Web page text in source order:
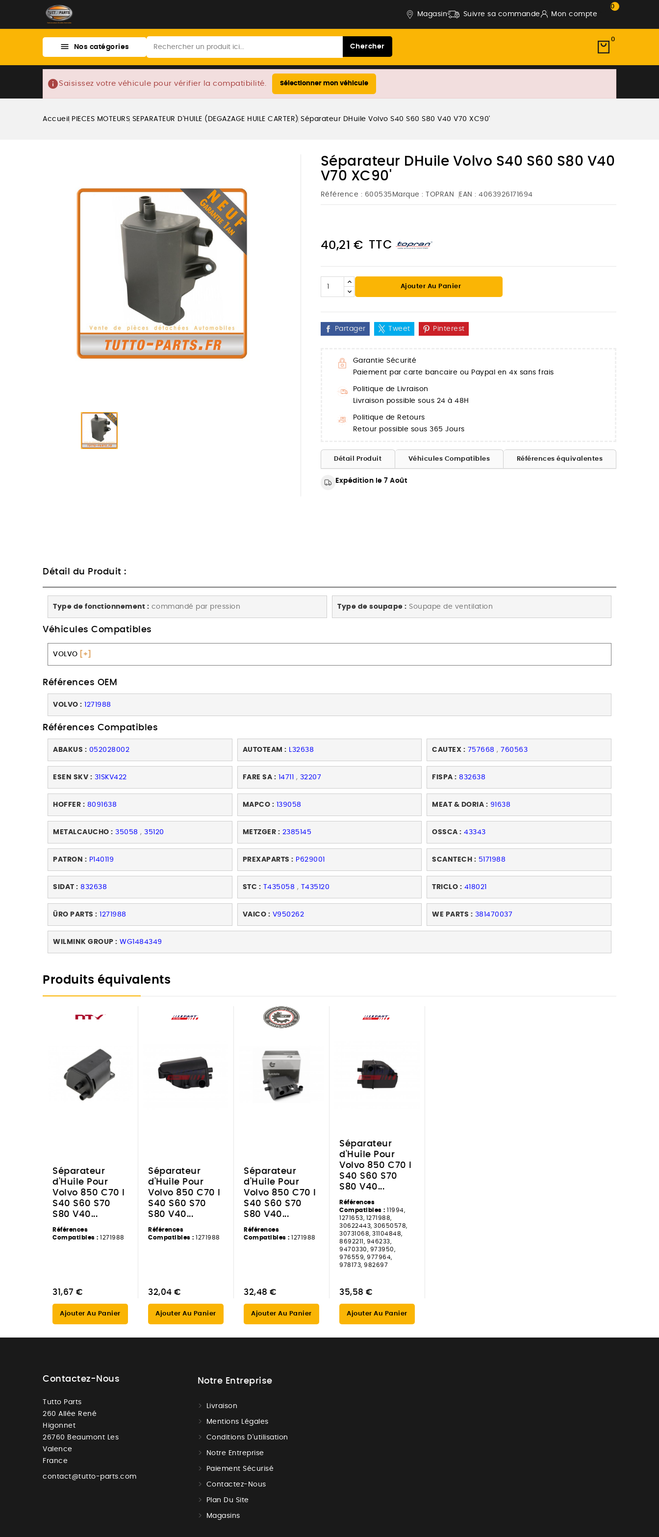
Magasin Suivre sa commande Mon compte
0
 Nos catégories Chercher
0
info Saisissez votre véhicule pour vérifier la compatibilité. Sélectionner mon véhicule
Accueil PIECES MOTEURS SEPARATEUR D'HUILE (DEGAZAGE HUILE CARTER) Séparateur DHuile Volvo S40 S60 S80 V40 V70 XC90'
Séparateur DHuile Volvo S40 S60 S80 V40
V70 XC90'
Référence : 600535 Marque : TOPRAN EAN : 4063926171694
40,21 € TTC
Ajouter Au Panier
Partager Tweet Pinterest
Garantie Sécurité
Paiement par carte bancaire ou Paypal en 4x sans frais
Politique de Livraison
Livraison possible sous 24 à 48H
Politique de Retours
Retour possible sous 365 Jours
Détail Produit Véhicules Compatibles Références équivalentes
Expédition le 7 Août
Détail du Produit :
Type de fonctionnement : commandé par pression Type de soupape : Soupape de ventilation
Véhicules Compatibles
VOLVO [+]
Références OEM
VOLVO : 1271988
Références Compatibles
ABAKUS : 052028002 AUTOTEAM : L32638 CAUTEX : 757668 ,760563
ESEN SKV : 31SKV422 FARE SA : 14711 , 32207 FISPA : 832638
HOFFER : 8091638 MAPCO : 139058 MEAT & DORIA : 91638
METALCAUCHO : 35058 , 35120 METZGER : 2385145 OSSCA : 43343
PATRON : P140119 PREXAPARTS : P629001 SCANTECH : 5171988
SIDAT : 832638 STC : T435058 , T435120 TRICLO : 418021
ÜRO PARTS : 1271988 VAICO : V950262 WE PARTS : 381470037
WILMINK GROUP : WG1484349
Produits équivalents
Séparateur
d'Huile Pour
Volvo 850 C70 I
S40 S60 S70
S80 V40...
Références
Compatibles : 1271988
31,67 €
Ajouter Au Panier
Séparateur
d'Huile Pour
Volvo 850 C70 I
S40 S60 S70
S80 V40...
Références
Compatibles : 1271988
32,04 €
Ajouter Au Panier
Séparateur
d'Huile Pour
Volvo 850 C70 I
S40 S60 S70
S80 V40...
Références
Compatibles : 1271988
32,48 €
Ajouter Au Panier
Séparateur
d'Huile Pour
Volvo 850 C70 I
S40 S60 S70
S80 V40...
Références
Compatibles : 11994,
1271653, 1271988,
30622443, 30650578,
30731068, 31104848,
8692211, 946233,
9470330, 973950,
976559, 977964,
978173, 982697
35,58 €
Ajouter Au Panier
Contactez-Nous
Tutto Parts
260 Allée René
Higonnet
26760 Beaumont Les
Valence
France
contact@tutto-parts.com
Notre Entreprise
Livraison
Mentions Légales
Conditions D'utilisation
Notre Entreprise
Paiement Sécurisé
Contactez-Nous
Plan Du Site
Magasins